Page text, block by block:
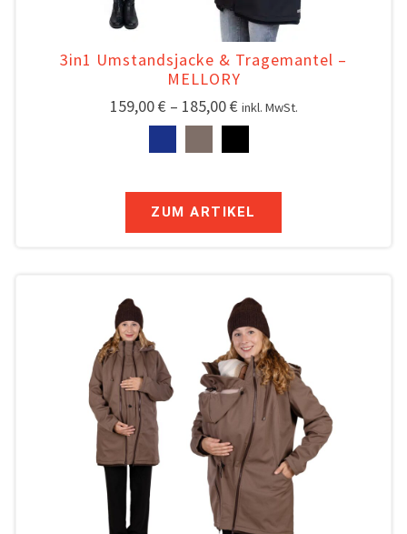
3in1 Umstandsjacke & Tragemantel –
MELLORY
159,00€– 185,00€ inkl. MwSt.
ZUM ARTIKEL